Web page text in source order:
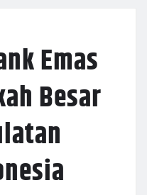
Emas
Besar